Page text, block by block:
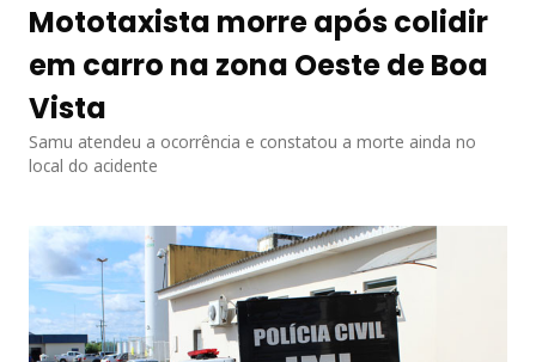
Mototaxista morre após colidir
em carro na zona Oeste de Boa
Vista
Samu atendeu a ocorrência e constatou a morte ainda no
local do acidente